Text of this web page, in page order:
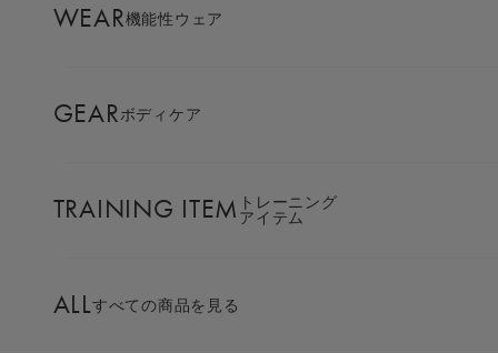
WEAR機能性ウェア
GEARボディケア
TRAINING ITEM トレーニング
アイテム
ALLすべての商品を見る